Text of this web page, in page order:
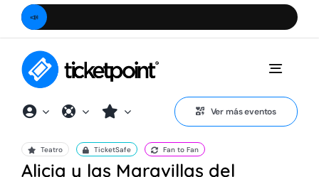
Saltar
contenido
📣
Toggle
Ver más eventos
Teatro TicketSafe Fan to Fan
Alicia y las Maravillas del